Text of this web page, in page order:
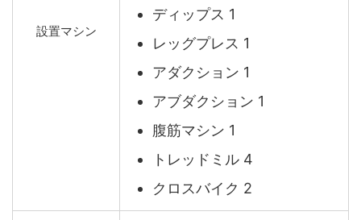
設置マシン
ディップス 1
レッグプレス 1
アダクション 1
アブダクション 1
腹筋マシン 1
トレッドミル 4
クロスバイク 2